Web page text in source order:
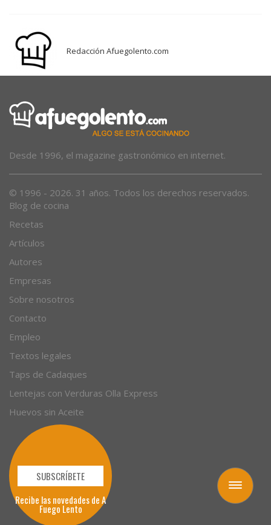
Toggle
navigation
Redacción Afuegolento.com
Desde 1996, el magazine gastronómico en internet.
© 1996 - 2026. 31 años. Todos los derechos reservados.
Blog de cocina
Recetas
Artículos
Autores
Empresas
Sobre nosotros
Contacto
Empleo
Textos legales
Taps de Cadaques
Lentejas con Verduras Olla Express
Huevos sin Aceite
SUBSCRÍBETE
Recibe las novedades de A
Fuego Lento